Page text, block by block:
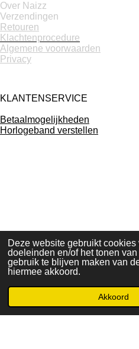
Deze website gebruikt cookies
doeleinden en/of het tonen
gebruik te blijven maken van
hiermee akkoord.
Akkoord
Over Naizz
Verzendingen
Retouren
Klachtenprocedure
Algemene voorwaarden
Privacy
KLANTENSERVICE
Betaalmogelijkheden
Horlogeband verstellen
Powered byJouwWeb